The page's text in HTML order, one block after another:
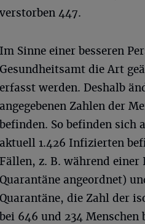
verstorben 447.
Im Sinne einer besseren
Gesundheitsamt die Art
erfasst werden. Deshalb
angegebenen Zahlen der
befinden. So befinden sich
aktuell 1.426 Infizierten
Fällen, z. B. während
Quarantäne angeordnet)
Quarantäne, die Zahl der
bei 646 und 234